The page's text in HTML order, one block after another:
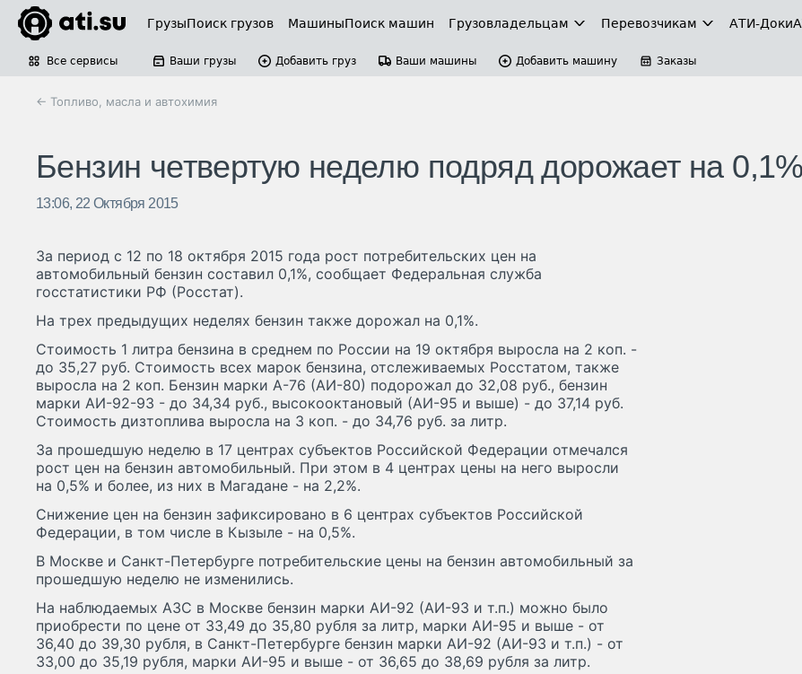
ГрузыПоиск грузов МашиныПоиск машин Грузовладельцам Перевозчикам АТИ-Доки
Все сервисы Ваши грузы Добавить груз Ваши машины Добавить машину Заказы
← Топливо, масла и автохимия
Бензин четвертую неделю подряд дорожает на 0,1%
13:06, 22 Октября 2015
За период с 12 по 18 октября 2015 года рост потребительских цен на
автомобильный бензин составил 0,1%, сообщает Федеральная служба
госстатистики РФ (Росстат).
На трех предыдущих неделях бензин также дорожал на 0,1%.
Стоимость 1 литра бензина в среднем по России на 19 октября выросла на 2 коп. -
до 35,27 руб. Стоимость всех марок бензина, отслеживаемых Росстатом, также
выросла на 2 коп. Бензин марки А-76 (АИ-80) подорожал до 32,08 руб., бензин
марки АИ-92-93 - до 34,34 руб., высокооктановый (АИ-95 и выше) - до 37,14 руб.
Стоимость дизтоплива выросла на 3 коп. - до 34,76 руб. за литр.
За прошедшую неделю в 17 центрах субъектов Российской Федерации отмечался
рост цен на бензин автомобильный. При этом в 4 центрах цены на него выросли
на 0,5% и более, из них в Магадане - на 2,2%.
Снижение цен на бензин зафиксировано в 6 центрах субъектов Российской
Федерации, в том числе в Кызыле - на 0,5%.
В Москве и Санкт-Петербурге потребительские цены на бензин автомобильный за
прошедшую неделю не изменились.
На наблюдаемых АЗС в Москве бензин марки АИ-92 (АИ-93 и т.п.) можно было
приобрести по цене от 33,49 до 35,80 рубля за литр, марки АИ-95 и выше - от
36,40 до 39,30 рубля, в Санкт-Петербурге бензин марки АИ-92 (АИ-93 и т.п.) - от
33,00 до 35,19 рубля, марки АИ-95 и выше - от 36,65 до 38,69 рубля за литр.